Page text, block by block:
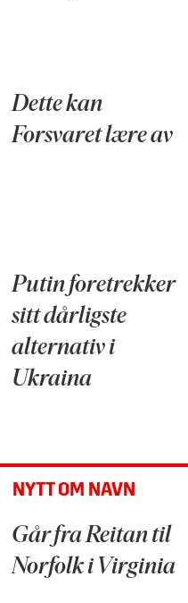
Dette kan
Forsvaret lære av
Putin foretrekker
sitt dårligste
alternativ i
Ukraina
NYTT OM NAVN
Går fra Reitan til
Norfolk i Virginia